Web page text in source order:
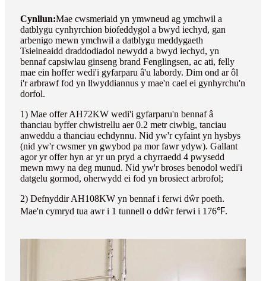
Cynllun:Mae cwsmeriaid yn ymwneud ag ymchwil a
datblygu cynhyrchion biofeddygol a bwyd iechyd, gan
arbenigo mewn ymchwil a datblygu meddygaeth
Tsieineaidd draddodiadol newydd a bwyd iechyd, yn
bennaf capsiwlau ginseng brand Fenglingsen, ac ati, felly
mae ein hoffer wedi'i gyfarparu â'u labordy. Dim ond ar ôl
i'r arbrawf fod yn llwyddiannus y mae'n cael ei gynhyrchu'n
dorfol.
1) Mae offer AH72KW wedi'i gyfarparu'n bennaf â
thanciau byffer chwistrellu aer 0.2 metr ciwbig, tanciau
anweddu a thanciau echdynnu. Nid yw'r cyfaint yn hysbys
(nid yw'r cwsmer yn gwybod pa mor fawr ydyw). Gallant
agor yr offer hyn ar yr un pryd a chyrraedd 4 pwysedd
mewn mwy na deg munud. Nid yw'r broses benodol wedi'i
datgelu gormod, oherwydd ei fod yn brosiect arbrofol;
2) Defnyddir AH108KW yn bennaf i ferwi dŵr poeth.
Mae'n cymryd tua awr i 1 tunnell o ddŵr ferwi i 176℉.